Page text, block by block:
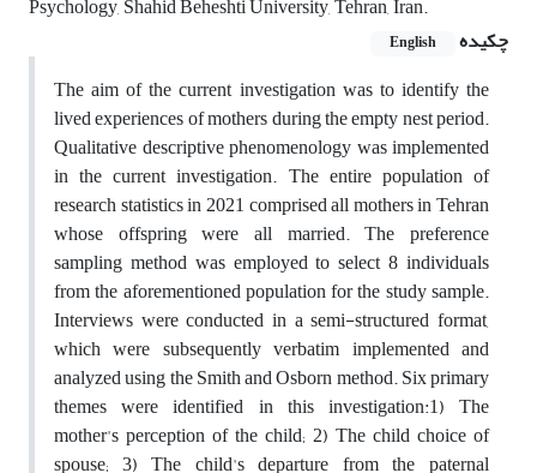
Psychology, Shahid Beheshti University, Tehran, Iran.
چکیده
English
The aim of the current investigation was to identify the
lived experiences of mothers during the empty nest period.
Qualitative descriptive phenomenology was implemented
in the current investigation. The entire population of
research statistics in 2021 comprised all mothers in Tehran
whose offspring were all married. The preference
sampling method was employed to select 8 individuals
from the aforementioned population for the study sample.
Interviews were conducted in a semi-structured format,
which were subsequently verbatim implemented and
analyzed using the Smith and Osborn method. Six primary
themes were identified in this investigation:1) The
mother's perception of the child; 2) The child choice of
spouse; 3) The child's departure from the paternal